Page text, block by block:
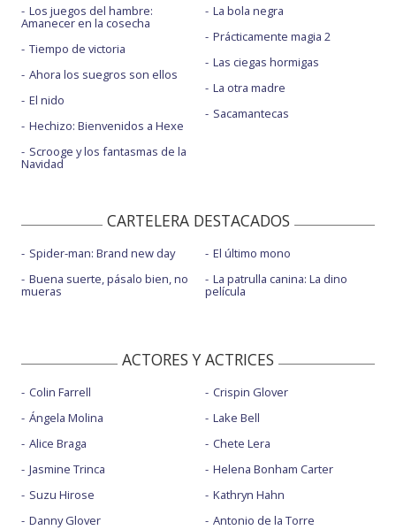
Los juegos del hambre:
Amanecer en la cosecha
Tiempo de victoria
Ahora los suegros son ellos
El nido
Hechizo: Bienvenidos a Hexe
Scrooge y los fantasmas de la
Navidad
La bola negra
Prácticamente magia 2
Las ciegas hormigas
La otra madre
Sacamantecas
CARTELERA DESTACADOS
Spider-man: Brand new day
Buena suerte, pásalo bien, no
mueras
El último mono
La patrulla canina: La dino
película
ACTORES Y ACTRICES
Colin Farrell
Ángela Molina
Alice Braga
Jasmine Trinca
Suzu Hirose
Danny Glover
Crispin Glover
Lake Bell
Chete Lera
Helena Bonham Carter
Kathryn Hahn
Antonio de la Torre